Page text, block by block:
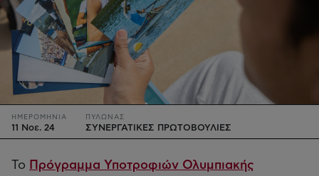
ΗΜΕΡΟΜΗΝΙΑ
11 Νοε. 24
ΠΥΛΩΝΑΣ
ΣΥΝΕΡΓΑΤΙΚΕΣ ΠΡΩΤΟΒΟΥΛΙΕΣ
Το Πρόγραμμα Υποτροφιών Ολυμπιακής